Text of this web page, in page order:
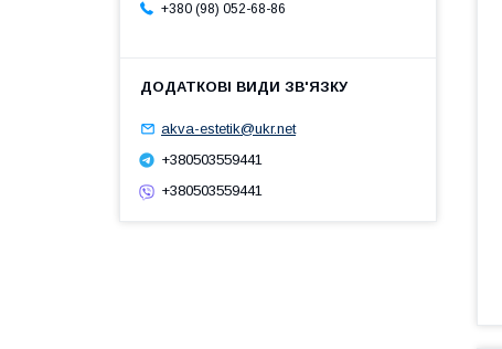
+380 (98) 052-68-86
akva-estetik@ukr.net
+380503559441
+380503559441